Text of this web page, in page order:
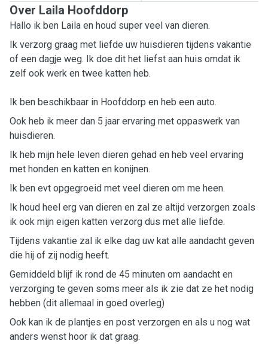
Over Laila Hoofddorp
Hallo ik ben Laila en houd super veel van dieren.
Ik verzorg graag met liefde uw huisdieren tijdens vakantie
of een dagje weg. Ik doe dit het liefst aan huis omdat ik
zelf ook werk en twee katten heb.
Ik ben beschikbaar in Hoofddorp en heb een auto.
Ook heb ik meer dan 5 jaar ervaring met oppaswerk van
huisdieren.
Ik heb mijn hele leven dieren gehad en heb veel ervaring
met honden en katten en konijnen.
Ik ben evt opgegroeid met veel dieren om me heen.
Ik houd heel erg van dieren en zal ze altijd verzorgen zoals
ik ook mijn eigen katten verzorg dus met alle liefde.
Tijdens vakantie zal ik elke dag uw kat alle aandacht geven
die hij of zij nodig heeft.
Gemiddeld blijf ik rond de 45 minuten om aandacht en
verzorging te geven soms meer als ik zie dat ze het nodig
hebben (dit allemaal in goed overleg)
Ook kan ik de plantjes en post verzorgen en als u nog wat
anders wenst hoor ik dat graag.